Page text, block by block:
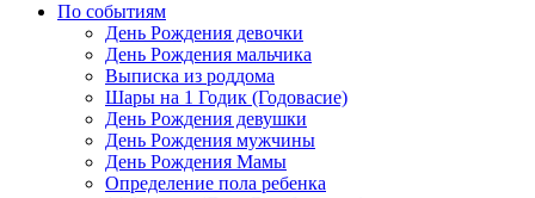
По событиям
День Рождения девочки
День Рождения мальчика
Выписка из роддома
Шары на 1 Годик (Годовасие)
День Рождения девушки
День Рождения мужчины
День Рождения Мамы
Определение пола ребенка